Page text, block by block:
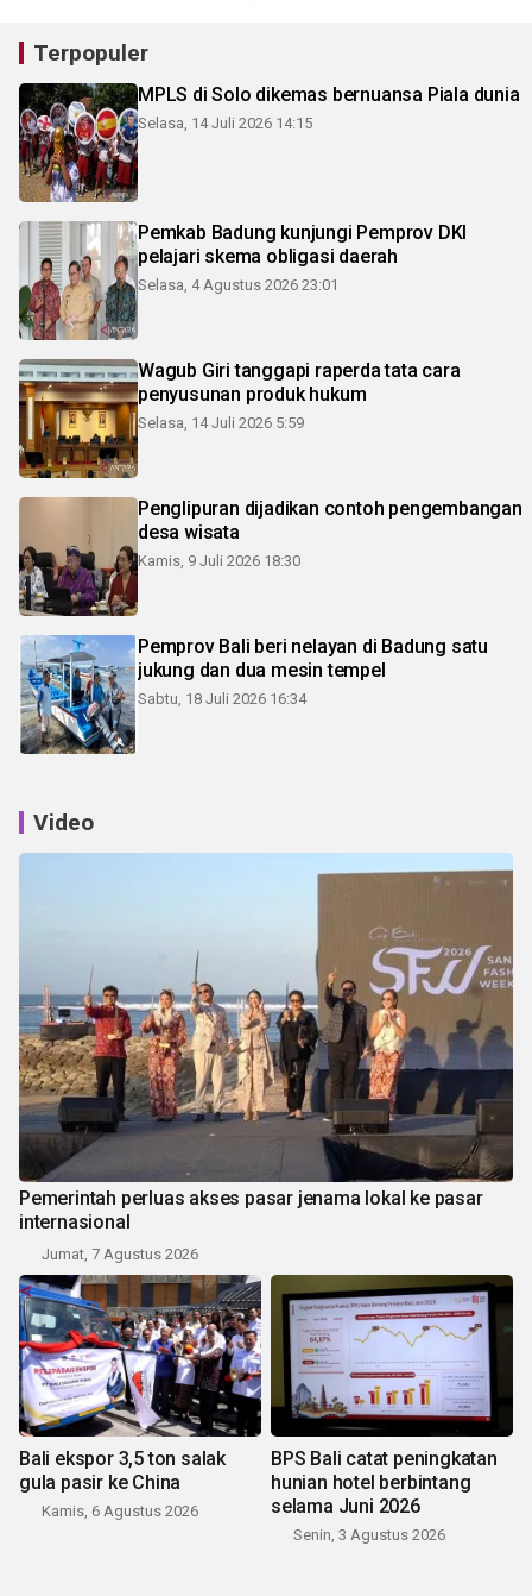
Terpopuler
MPLS di Solo dikemas bernuansa Piala dunia
Selasa, 14 Juli 2026 14:15
Pemkab Badung kunjungi Pemprov DKI
pelajari skema obligasi daerah
Selasa, 4 Agustus 2026 23:01
Wagub Giri tanggapi raperda tata cara
penyusunan produk hukum
Selasa, 14 Juli 2026 5:59
Penglipuran dijadikan contoh pengembangan
desa wisata
Kamis, 9 Juli 2026 18:30
Pemprov Bali beri nelayan di Badung satu
jukung dan dua mesin tempel
Sabtu, 18 Juli 2026 16:34
Video
Pemerintah perluas akses pasar jenama lokal ke pasar
internasional
Jumat, 7 Agustus 2026
Bali ekspor 3,5 ton salak
gula pasir ke China
Kamis, 6 Agustus 2026
BPS Bali catat peningkatan
hunian hotel berbintang
selama Juni 2026
Senin, 3 Agustus 2026